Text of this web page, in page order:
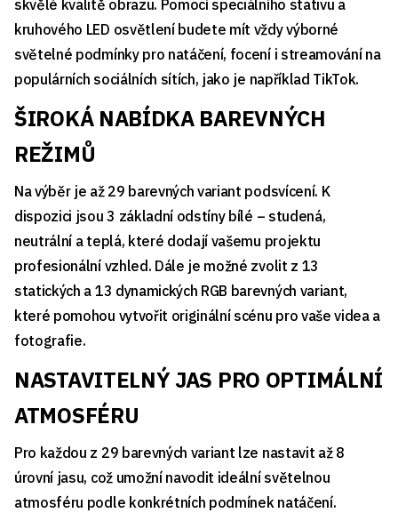
skvělé kvalitě obrazu. Pomocí speciálního stativu a
kruhového LED osvětlení budete mít vždy výborné
světelné podmínky pro natáčení, focení i streamování na
populárních sociálních sítích, jako je například TikTok.
ŠIROKÁ NABÍDKA BAREVNÝCH
REŽIMŮ
Na výběr je až 29 barevných variant podsvícení. K
dispozici jsou 3 základní odstíny bílé – studená,
neutrální a teplá, které dodají vašemu projektu
profesionální vzhled. Dále je možné zvolit z 13
statických a 13 dynamických RGB barevných variant,
které pomohou vytvořit originální scénu pro vaše videa a
fotografie.
NASTAVITELNÝ JAS PRO OPTIMÁLNÍ
ATMOSFÉRU
Pro každou z 29 barevných variant lze nastavit až 8
úrovní jasu, což umožní navodit ideální světelnou
atmosféru podle konkrétních podmínek natáčení.